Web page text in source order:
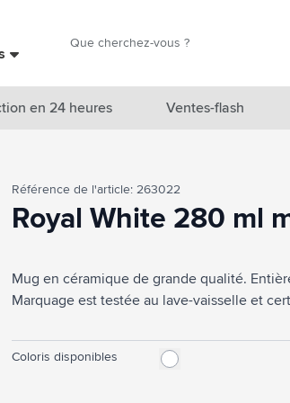
Marques
Thèmes
Accessoires boissons
Sacs & Voyage
Cuisiner & Vivre
Produits de soin
en 24 heures Ventes-flash
Référence de l'article: 263022
Royal White 280 ml
Mug en céramique de grande qualité.
Marquage est testée au lave-vaisselle et
Coloris disponibles